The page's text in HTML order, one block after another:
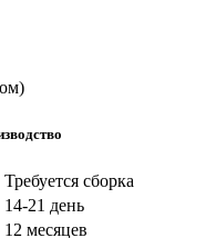
Требуется сборка
14-21 день
12 месяцев